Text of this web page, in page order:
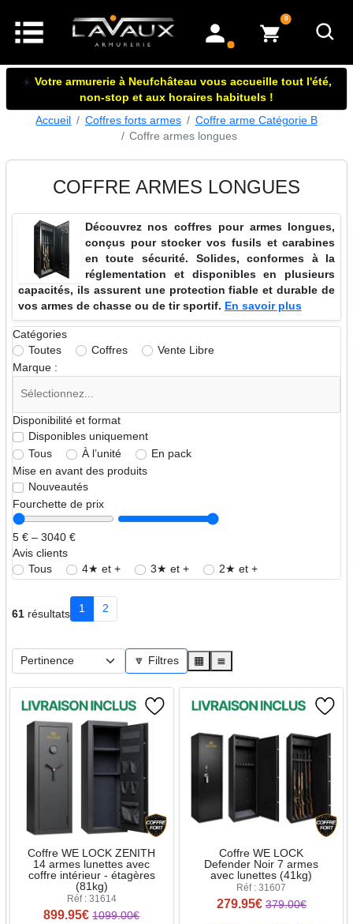
mon compte
0articles dans le panier
☀️ Votre armurerie à Neufchâteau vous accueille tout l'été,
non-stop et aux horaires habituels !
Accueil
Coffres forts armes
Coffre arme Catégorie B
Coffre armes longues
COFFRE ARMES LONGUES
Découvrez nos coffres pour armes longues,
conçus pour stocker vos fusils et carabines
en toute sécurité. Solides, conformes à la
réglementation et disponibles en plusieurs
capacités, ils assurent une protection fiable et durable de
vos armes de chasse ou de tir sportif. En savoir plus
Catégories
Toutes
Coffres
Vente Libre
Marque :
Disponibilité et format
Disponibles uniquement
Tous
À l’unité
En pack
Mise en avant des produits
Nouveautés
Fourchette de prix
5 € – 3040 €
Avis clients
Tous
4★ et + 3★ et + 2★ et +
61résultats 1 2
🔽 Filtres ▦ ≣
Coffre WE LOCK ZENITH
14 armes lunettes avec
coffre intérieur - étagères
(81kg)
Réf : 31614
899.95€ 1099.00€
Coffre WE LOCK
Defender Noir 7 armes
avec lunettes (41kg)
Réf : 31607
279.95€ 379.00€